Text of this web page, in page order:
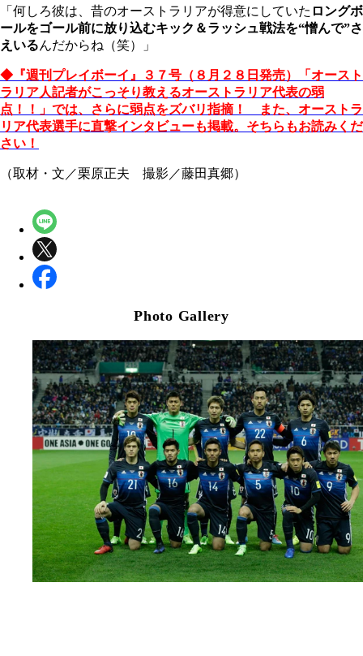
「何しろ彼は、昔のオーストラリアが得意にしていた ロングボ
ールをゴール前に放り込むキック＆ラッシュ戦法を“憎んで”さ
えいるんだからね（笑）」
◆『週刊プレイボーイ』３７号（８月２８日発売）「オースト
ラリア人記者がこっそり教えるオーストラリア代表の弱
点！！」では、さらに弱点をズバリ指摘！ また、オーストラ
リア代表選手に直撃インタビューも掲載。そちらもお読みくだ
さい！
（取材・文／栗原正夫 撮影／藤田真郷）
Photo Gallery